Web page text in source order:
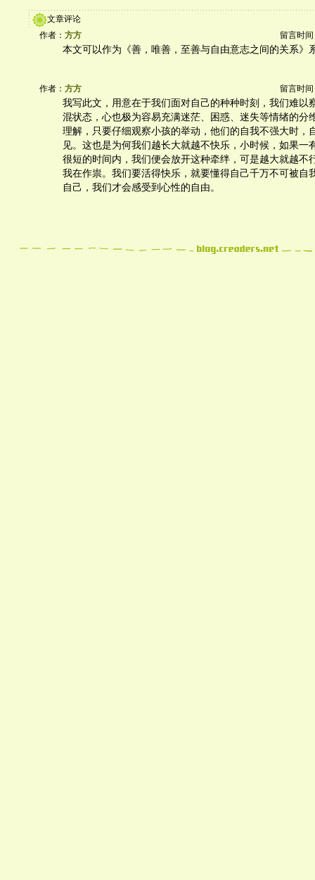
文章评论
作者： 方方 留言时间
本文可以作为《善，唯善，至善与自由意志之间的关系》
作者： 方方 留言时间
我写此文，用意在于我们面对自己的种种时刻，我们难以
混状态，心也极为容易充满迷茫、困惑、迷失等情绪的分
理解，只要仔细观察小孩的举动，他们的自我不强大时，
见。这也是为何我们越长大就越不快乐，小时候，如果一
很短的时间内，我们便会放开这种牵绊，可是越大就越不
我在作祟。我们要活得快乐，就要懂得自己千万不可被自
自己，我们才会感受到心性的自由。